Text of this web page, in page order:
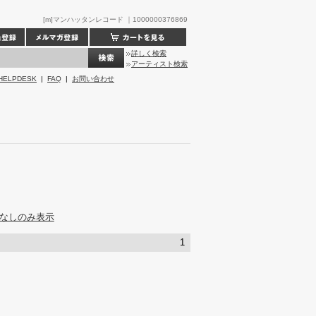
[m]マンハッタンレコード ｜1000000376869
詳しく検索
アーティスト検索
| FAQ | お問い合わせ
しのみ表示
1